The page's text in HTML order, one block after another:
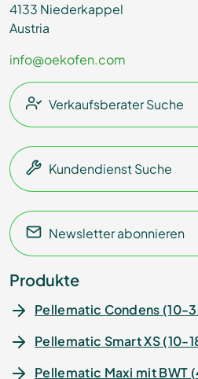
4133 Niederkappel
Austria
info@oekofen.com
Verkaufsberater Suche
Kundendienst Suche
Newsletter abonnieren
Produkte
Pellematic Condens (10-
Pellematic Smart XS (10-
Pellematic Maxi mit BWT